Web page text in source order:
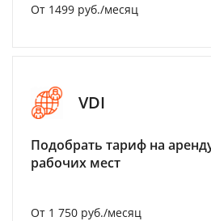
От 1499 руб./месяц
VDI
Подобрать тариф на
рабочих мест
От 1 750 руб./месяц